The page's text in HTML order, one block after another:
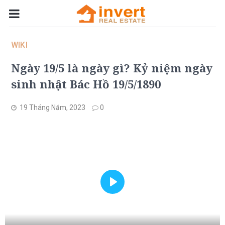
WIKI
Ngày 19/5 là ngày gì? Kỷ niệm ngày
sinh nhật Bác Hồ 19/5/1890
19 Tháng Năm, 2023 0
Play